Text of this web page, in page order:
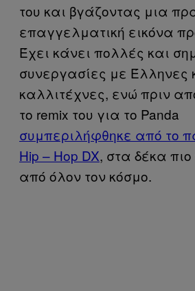
του και βγάζοντας μια
επαγγελματική εικόνα
Έχει κάνει πολλές και
συνεργασίες με Έλληνες
καλλιτέχνες, ενώ πριν
το remix του για το Panda
συμπεριλήφθηκε από το
Hip – Hop DX, στα δέκα
από όλον τον κόσμο.